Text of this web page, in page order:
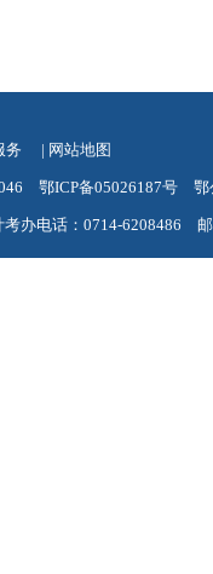
务 | 网站地图
鄂ICP备05026187号 鄂
办电话：0714-6208486